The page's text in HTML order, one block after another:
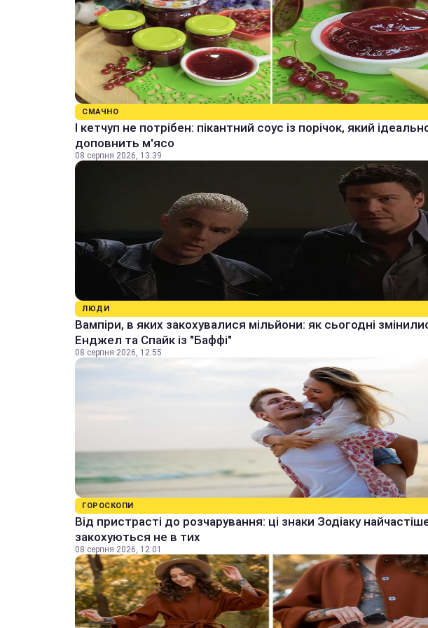
СМАЧНО
І кетчуп не потрібен: пікантний соус із порічок, який
доповнить м'ясо
08 серпня 2026, 13:39
ЛЮДИ
Вампіри, в яких закохувалися мільйони: як сьогодні
Енджел та Спайк із "Баффі"
08 серпня 2026, 12:55
ГОРОСКОПИ
Від пристрасті до розчарування: ці знаки Зодіаку
закохуються не в тих
08 серпня 2026, 12:01